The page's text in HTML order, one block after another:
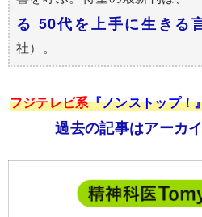
る 50代を上手に生きる
社）。
フジテレビ系『ノンストップ！
過去の記事はアーカ